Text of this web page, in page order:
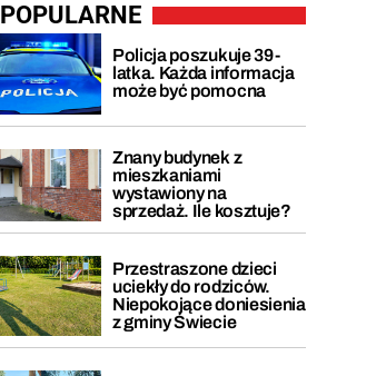
POPULARNE
Policja poszukuje 39-
latka. Każda informacja
może być pomocna
Znany budynek z
mieszkaniami
wystawiony na
sprzedaż. Ile kosztuje?
Przestraszone dzieci
uciekły do rodziców.
Niepokojące doniesienia
z gminy Świecie